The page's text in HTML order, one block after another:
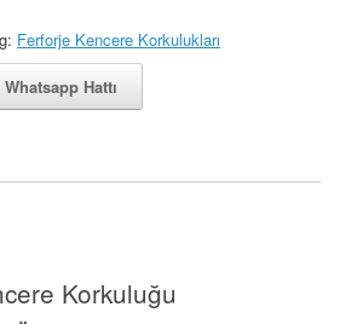
Ferforje Kencere Korkulukları
Whatsapp Hattı
Korkuluğu